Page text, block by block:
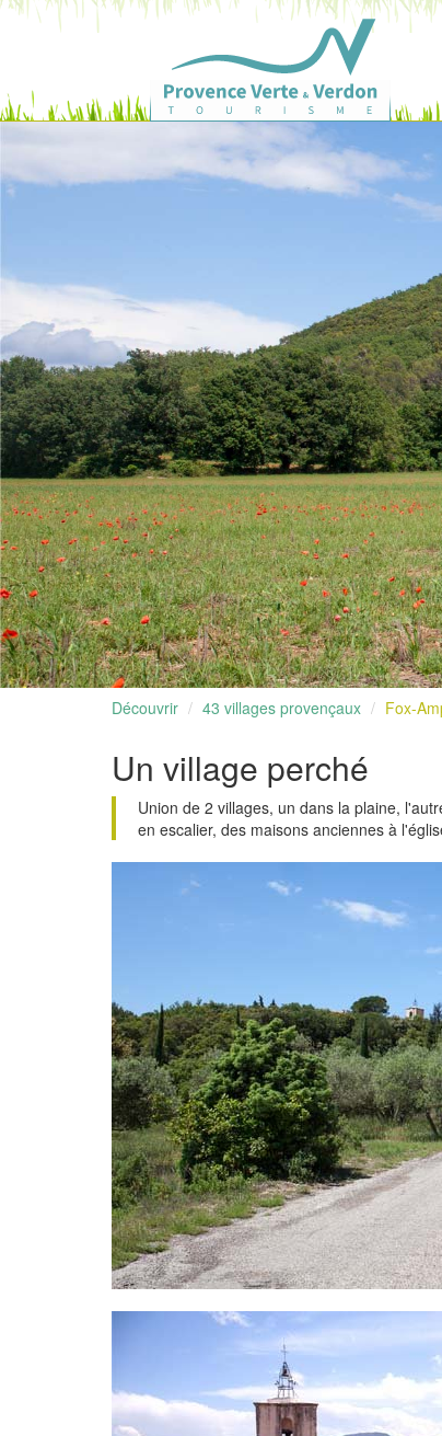
Découvrir 43 villages provençaux Fox-
Un village perché
Union de 2 villages, un dans la plaine,
en escalier, des maisons anciennes à